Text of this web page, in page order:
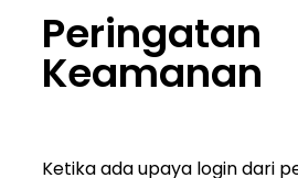
Peringatan
Keamanan
Ketika ada upaya login dari